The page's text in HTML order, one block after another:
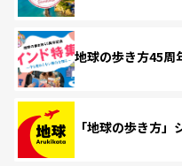
地球の歩き方45周
「地球の歩き方